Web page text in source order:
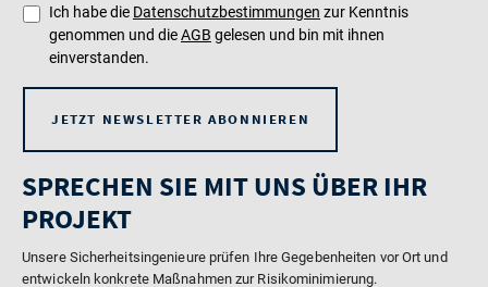
Ich habe die Datenschutzbestimmungen zur Kenntnis
genommen und dieAGB gelesen und bin mit ihnen
einverstanden.
JETZT NEWSLETTER ABONNIEREN
SPRECHEN SIE MIT UNS ÜBER IHR
PROJEKT
Unsere Sicherheitsingenieure prüfen Ihre Gegebenheiten vor Ort und
entwickeln konkrete Maßnahmen zur Risikominimierung.